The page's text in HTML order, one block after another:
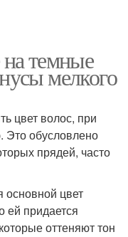
темные
мелкого
цвет волос, при
Это обусловлено
прядей, часто
основной цвет
ей придается
оттеняют тон